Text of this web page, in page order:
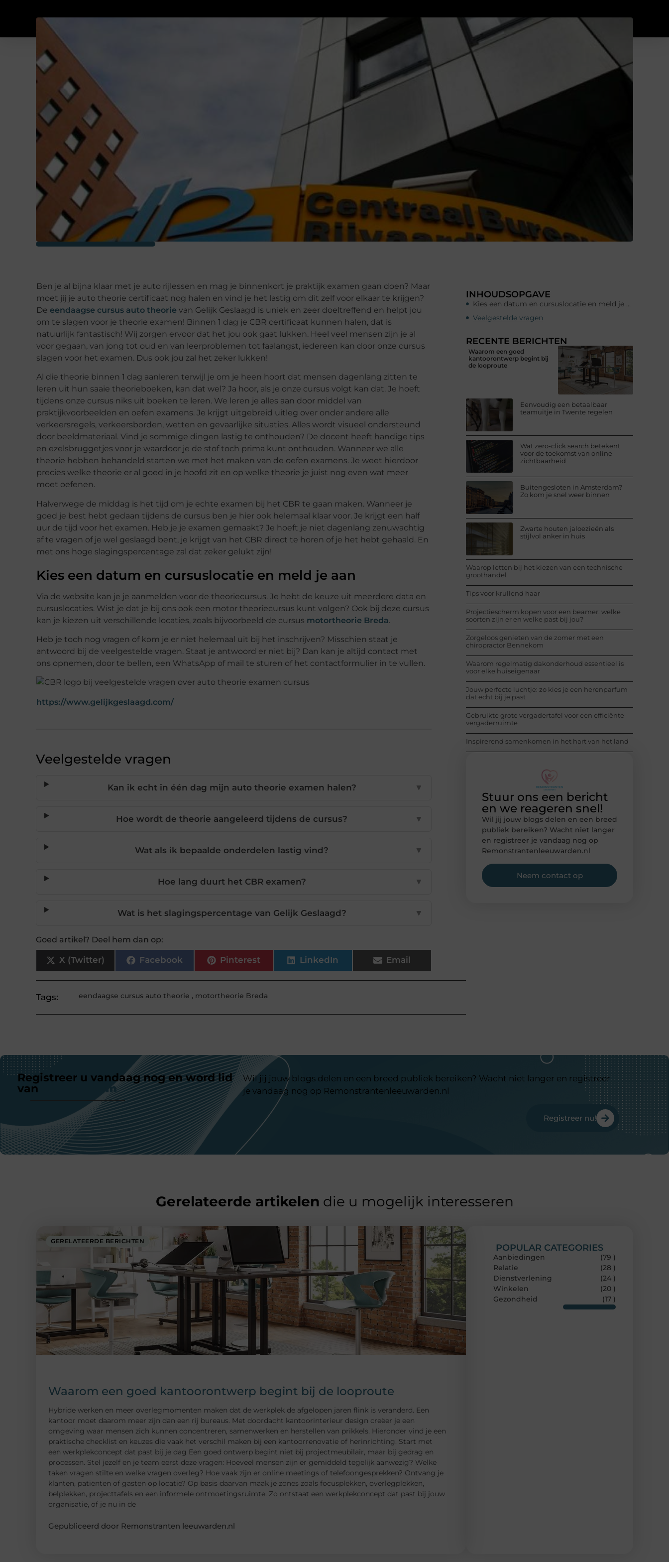
Ben je al bijna klaar met je auto rijlessen en mag je binnenkort je praktijk examen gaan doen? Maar
moet jij je auto theorie certificaat nog halen en vind je het lastig om dit zelf voor elkaar te krijgen?
De eendaagse cursus auto theorie van Gelijk Geslaagd is uniek en zeer doeltreffend en helpt jou
om te slagen voor je theorie examen! Binnen 1 dag je CBR certificaat kunnen halen, dat is
natuurlijk fantastisch! Wij zorgen ervoor dat het jou ook gaat lukken. Heel veel mensen zijn je al
voor gegaan, van jong tot oud en van leerproblemen tot faalangst, iedereen kan door onze cursus
slagen voor het examen. Dus ook jou zal het zeker lukken!
Al die theorie binnen 1 dag aanleren terwijl je om je heen hoort dat mensen dagenlang zitten te
leren uit hun saaie theorieboeken, kan dat wel? Ja hoor, als je onze cursus volgt kan dat. Je hoeft
tijdens onze cursus niks uit boeken te leren. We leren je alles aan door middel van
praktijkvoorbeelden en oefen examens. Je krijgt uitgebreid uitleg over onder andere alle
verkeersregels, verkeersborden, wetten en gevaarlijke situaties. Alles wordt visueel ondersteund
door beeldmateriaal. Vind je sommige dingen lastig te onthouden? De docent heeft handige tips
en ezelsbruggetjes voor je waardoor je de stof toch prima kunt onthouden. Wanneer we alle
theorie hebben behandeld starten we met het maken van de oefen examens. Je weet hierdoor
precies welke theorie er al goed in je hoofd zit en op welke theorie je juist nog even wat meer
moet oefenen.
Halverwege de middag is het tijd om je echte examen bij het CBR te gaan maken. Wanneer je
goed je best hebt gedaan tijdens de cursus ben je hier ook helemaal klaar voor. Je krijgt een half
uur de tijd voor het examen. Heb je je examen gemaakt? Je hoeft je niet dagenlang zenuwachtig
af te vragen of je wel geslaagd bent, je krijgt van het CBR direct te horen of je het hebt gehaald. En
met ons hoge slagingspercentage zal dat zeker gelukt zijn!
Kies een datum en cursuslocatie en meld je aan
Via de website kan je je aanmelden voor de theoriecursus. Je hebt de keuze uit meerdere data en
cursuslocaties. Wist je dat je bij ons ook een motor theoriecursus kunt volgen? Ook bij deze cursus
kan je kiezen uit verschillende locaties, zoals bijvoorbeeld de cursus motortheorie Breda.
Heb je toch nog vragen of kom je er niet helemaal uit bij het inschrijven? Misschien staat je
antwoord bij de veelgestelde vragen. Staat je antwoord er niet bij? Dan kan je altijd contact met
ons opnemen, door te bellen, een WhatsApp of mail te sturen of het contactformulier in te vullen.
https://www.gelijkgeslaagd.com/
Veelgestelde vragen
Kan ik echt in één dag mijn auto theorie examen halen? ▼
Hoe wordt de theorie aangeleerd tijdens de cursus? ▼
Wat als ik bepaalde onderdelen lastig vind? ▼
Hoe lang duurt het CBR examen? ▼
Wat is het slagingspercentage van Gelijk Geslaagd? ▼
Goed artikel? Deel hem dan op:
X (Twitter) Facebook Pinterest LinkedIn Email
Tags: eendaagse cursus auto theorie , motortheorie Breda
INHOUDSOPGAVE
Kies een datum en cursuslocatie en meld je aan
Veelgestelde vragen
RECENTE BERICHTEN
Waarom een goed
kantoorontwerp begint bij
de looproute
Eenvoudig een betaalbaar
teamuitje in Twente regelen
Wat zero-click search betekent
voor de toekomst van online
zichtbaarheid
Buitengesloten in Amsterdam?
Zo kom je snel weer binnen
Zwarte houten jaloezieën als
stijlvol anker in huis
Waarop letten bij het kiezen van een technische
groothandel
Tips voor krullend haar
Projectiescherm kopen voor een beamer: welke
soorten zijn er en welke past bij jou?
Zorgeloos genieten van de zomer met een
chiropractor Bennekom
Waarom regelmatig dakonderhoud essentieel is
voor elke huiseigenaar
Jouw perfecte luchtje: zo kies je een herenparfum
dat echt bij je past
Gebruikte grote vergadertafel voor een efficiënte
vergaderruimte
Inspirerend samenkomen in het hart van het land
Stuur ons een bericht
en we reageren snel!
Wil jij jouw blogs delen en een breed
publiek bereiken? Wacht niet langer
en registreer je vandaag nog op
Remonstrantenleeuwarden.nl
Neem contact op
Registreer u vandaag nog en word lid
van
ons platform
Wil jij jouw blogs delen en een breed publiek bereiken? Wacht niet langer en registreer
je vandaag nog op Remonstrantenleeuwarden.nl
Registreer nu!
Gerelateerde artikelen die u mogelijk interesseren
GERELATEERDE BERICHTEN
Waarom een goed kantoorontwerp begint bij de looproute
Hybride werken en meer overlegmomenten maken dat de werkplek de afgelopen jaren flink is veranderd. Een
kantoor moet daarom meer zijn dan een rij bureaus. Met doordacht kantoorinterieur design creëer je een
omgeving waar mensen zich kunnen concentreren, samenwerken en herstellen van prikkels. Hieronder vind je een
praktische checklist en keuzes die vaak het verschil maken bij een kantoorrenovatie of herinrichting. Start met
een werkplekconcept dat past bij je dag Een goed ontwerp begint niet bij projectmeubilair, maar bij gedrag en
processen. Stel jezelf en je team eerst deze vragen: Hoeveel mensen zijn er gemiddeld tegelijk aanwezig? Welke
taken vragen stilte en welke vragen overleg? Hoe vaak zijn er online meetings of telefoongesprekken? Ontvang je
klanten, patiënten of gasten op locatie? Op basis daarvan maak je zones zoals focusplekken, overlegplekken,
belplekken, projecttafels en een informele ontmoetingsruimte. Zo ontstaat een werkplekconcept dat past bij jouw
organisatie, of je nu in de
Gepubliceerd door Remonstranten leeuwarden.nl
POPULAR CATEGORIES
Aanbiedingen
(79 )
Relatie
(28 )
Dienstverlening
(24 )
Winkelen
(20 )
Gezondheid
(17 )